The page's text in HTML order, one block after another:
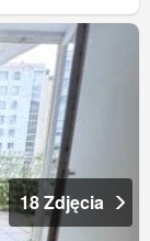
18 Zdjęcia